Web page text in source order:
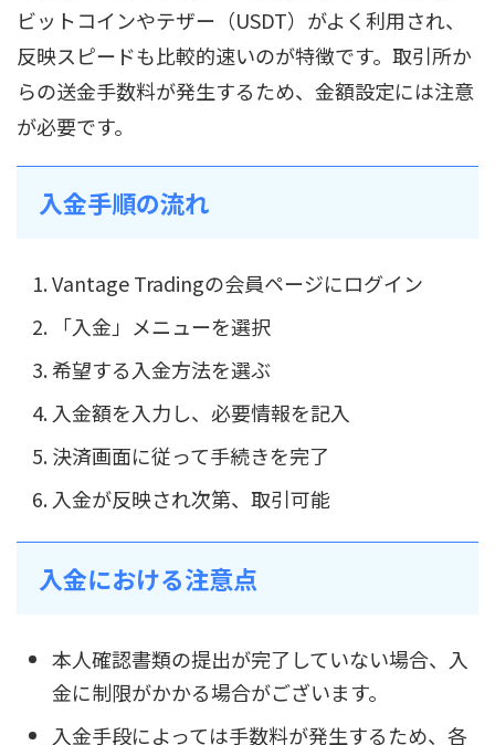
ビットコインやテザー（USDT）がよく利用され、
反映スピードも比較的速いのが特徴です。取引所か
らの送金手数料が発生するため、金額設定には注意
が必要です。
入金手順の流れ
Vantage Tradingの会員ページにログイン
「入金」メニューを選択
希望する入金方法を選ぶ
入金額を入力し、必要情報を記入
決済画面に従って手続きを完了
入金が反映され次第、取引可能
入金における注意点
本人確認書類の提出が完了していない場合、入
金に制限がかかる場合がございます。
入金手段によっては手数料が発生するため、各